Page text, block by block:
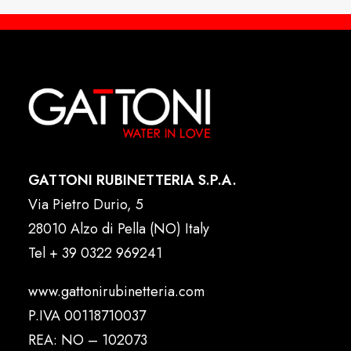
GATTONI RUBINETTERIA S.P.A.
Via Pietro Durio, 5
28010 Alzo di Pella (NO) Italy
Tel + 39 0322 969241
www.gattonirubinetteria.com
P.IVA 00118710037
REA: NO – 102073